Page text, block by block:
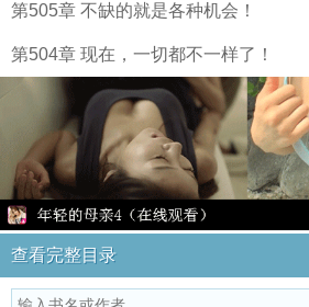
第505章 不缺的就是各种机会！
第504章 现在，一切都不一样了！
查看完整目录